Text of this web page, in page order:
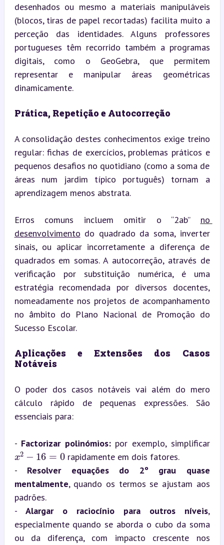
desenhados ou mesmo a materiais manipuláveis
(blocos, tiras de papel recortadas) facilita muito a
perceção das identidades. Alguns professores
portugueses têm recorrido também a programas
digitais, como o GeoGebra, que permitem
representar e manipular áreas geométricas
dinamicamente.
Prática, Repetição e Autocorreção
A consolidação destes conhecimentos exige treino
regular: fichas de exercícios, problemas práticos e
pequenos desafios no quotidiano (como a soma de
áreas num jardim típico português) tornam a
aprendizagem menos abstrata.
Erros comuns incluem omitir o “2ab” no
desenvolvimento do quadrado da soma, inverter
sinais, ou aplicar incorretamente a diferença de
quadrados em somas. A autocorreção, através de
verificação por substituição numérica, é uma
estratégia recomendada por diversos docentes,
nomeadamente nos projetos de acompanhamento
no âmbito do Plano Nacional de Promoção do
Sucesso Escolar.
Aplicações e Extensões dos Casos
Notáveis
O poder dos casos notáveis vai além do mero
cálculo rápido de pequenas expressões. São
essenciais para:
- Factorizar polinómios: por exemplo, simplificar
x2−16=0
rapidamente em dois fatores.
- Resolver equações do 2º grau quase
mentalmente, quando os termos se ajustam aos
padrões.
- Alargar o raciocínio para outros níveis,
especialmente quando se aborda o cubo da soma
ou da diferença, com impacto crescente nos